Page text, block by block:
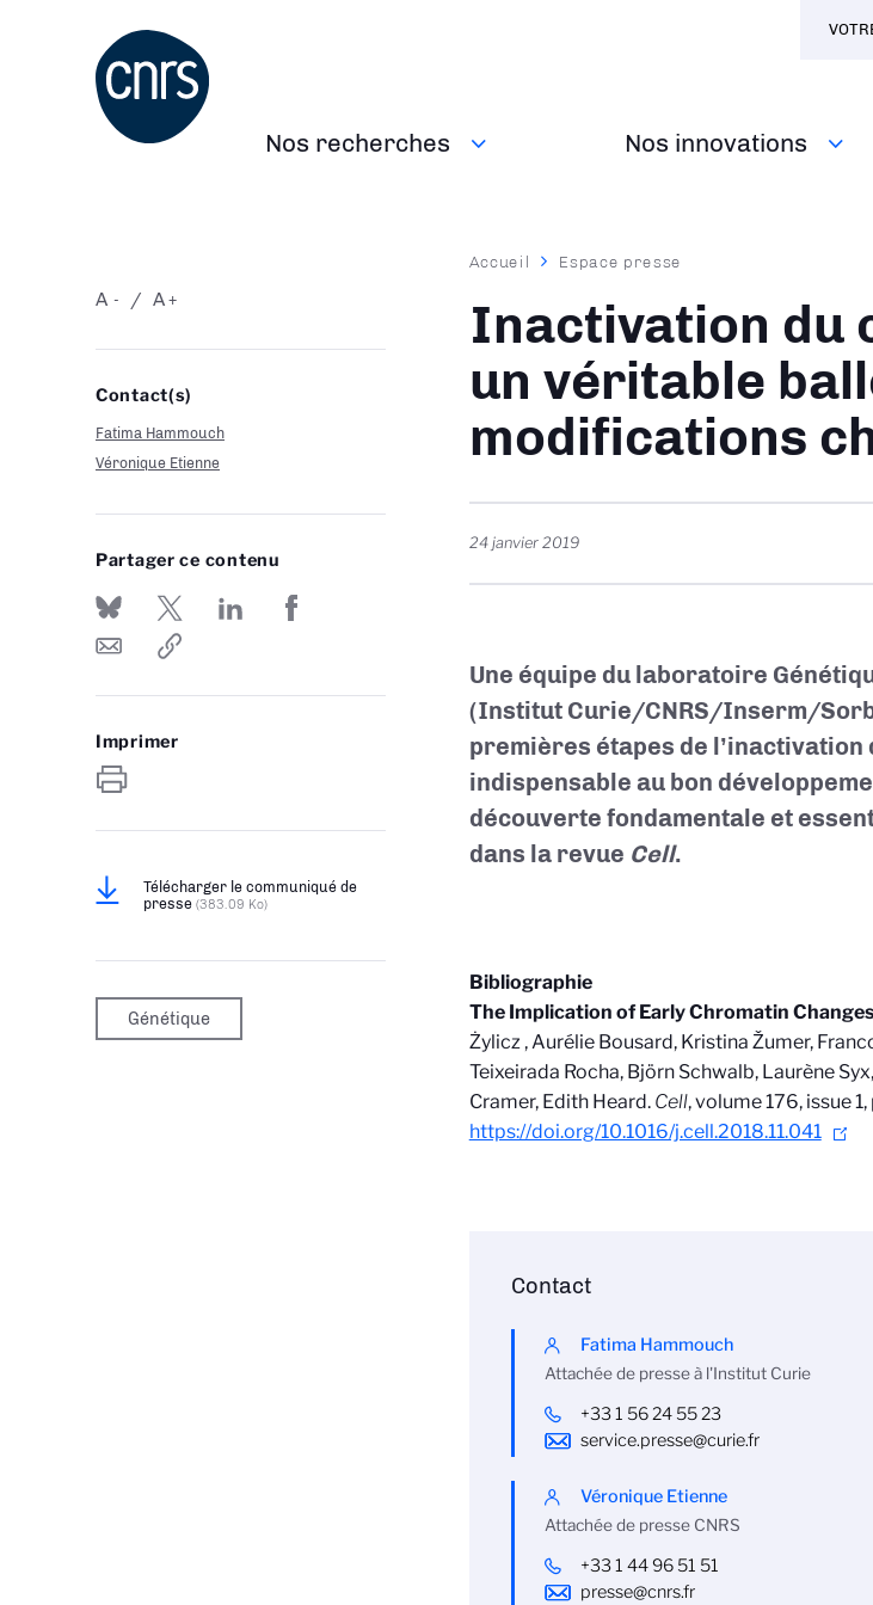
Navigation
Nos recherches Nos innovations
-
A +
A
Contact(s)
Fatima Hammouch
Véronique Etienne
Partager ce contenu
Imprimer
Télécharger le communiqué de
presse (383.09 Ko)
Génétique
Fil
Accueil Espace presse
Inactivation du
un véritable
modifications
24 janvier 2019
Une équipe du laboratoire
(Institut Curie/CNRS/Inserm/
premières étapes de l’inactivation
indispensable au bon
découverte fondamentale et
dans la revue Cell.
Bibliographie
The Implication of Early Chromatin
Żylicz , Aurélie Bousard, Kristina Žumer,
Teixeirada Rocha, Björn Schwalb, Laurène
Cramer, Edith Heard. Cell, volume 176, issue
https://doi.org/10.1016/j.cell.2018.11.041
Contact
Fatima Hammouch
Attachée de presse à l'Institut Curie
+33 1 56 24 55 23
service.presse@curie.fr
Véronique Etienne
Attachée de presse CNRS
+33 1 44 96 51 51
presse@cnrs.fr